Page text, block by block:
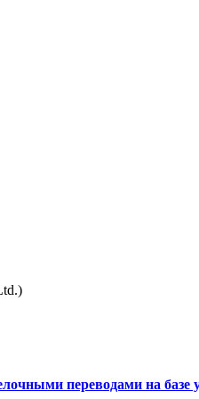
переводами на